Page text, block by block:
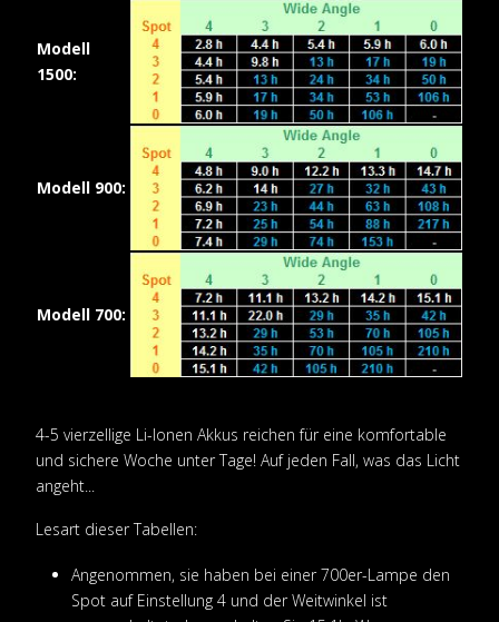
Modell
1500:
Modell 900:
Modell 700:
4-5 vierzellige Li-Ionen Akkus reichen für eine komfortable
und sichere Woche unter Tage! Auf jeden Fall, was das Licht
angeht...
Lesart dieser Tabellen:
Angenommen, sie haben bei einer 700er-Lampe den
Spot auf Einstellung 4 und der Weitwinkel ist